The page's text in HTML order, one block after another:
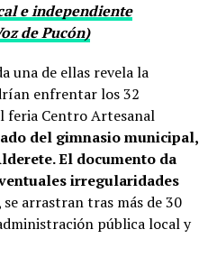
e independiente
de Pucón)
una de ellas revela la
enfrentar los 32
feria Centro Artesanal
del gimnasio municipal,
El documento da
irregularidades
se arrastran tras más de 30
pública local y